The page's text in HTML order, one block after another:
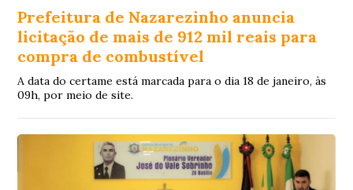
Prefeitura de Nazarezinho anuncia
licitação de mais de 912 mil reais para
compra de combustível
A data do certame está marcada para o dia 18 de janeiro, às
09h, por meio de site.